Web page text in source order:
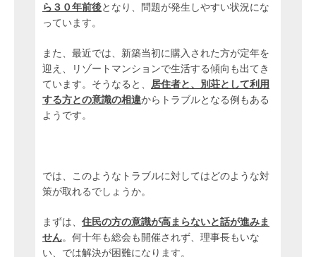
ら３０年前後となり、問題が発生しやすい状況にな
っています。
また、最近では、新築当初に購入された方が定年を
迎え、リゾートマンションで生活する傾向も出てき
ています。そうなると、 居住者と、別荘として利用
する方との意識の相違からトラブルとなる例もある
ようです。
では、このようなトラブルに対してはどのような対
策が取れるでしょうか。
まずは、 住民の方の意識が高まらないと話が進みま
せん。何十年も総会も開催されず、理事長もいな
い、では解決が困難になります。